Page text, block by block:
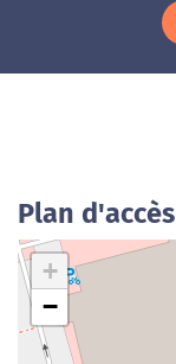
Plan d'accès
+
−